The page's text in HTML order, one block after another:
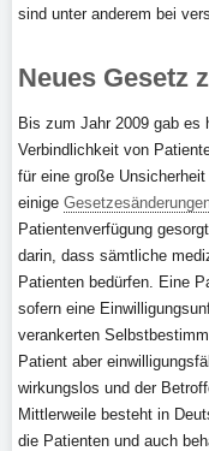
sind unter anderem bei
Neues Gesetz
Bis zum Jahr 2009 gab es
Verbindlichkeit von
für eine große
einige
Patientenverfügung
darin, dass sämtliche
Patienten bedürfen. Eine
sofern eine
verankerten
Patient aber
wirkungslos und der
Mittlerweile besteht in
die Patienten und auch